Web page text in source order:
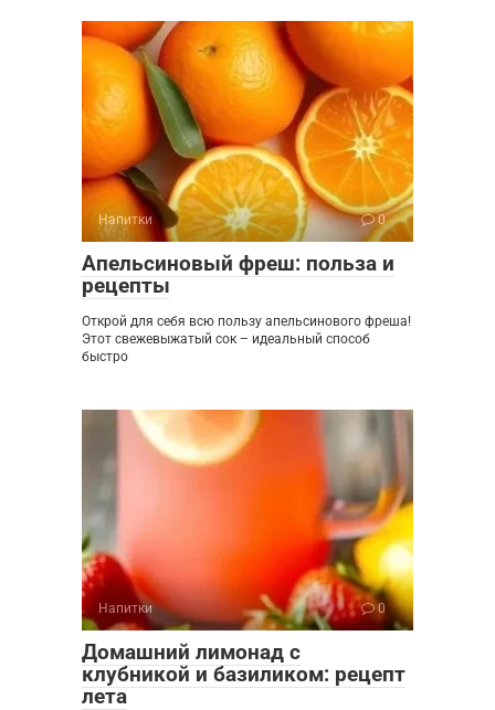
Напитки 0
Апельсиновый фреш: польза и
рецепты
Открой для себя всю пользу апельсинового фреша!
Этот свежевыжатый сок – идеальный способ
быстро
Напитки 0
Домашний лимонад с
клубникой и базиликом: рецепт
лета